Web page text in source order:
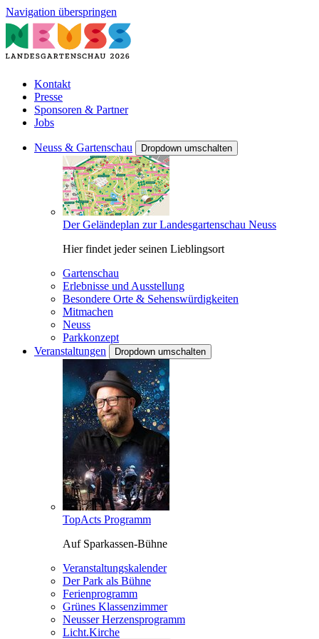
Navigation überspringen
Kontakt
Presse
Sponsoren & Partner
Jobs
Neuss & Gartenschau Dropdown umschalten
Der Geländeplan zur Landesgartenschau Neuss
Hier findet jeder seinen Lieblingsort
Gartenschau
Erlebnisse und Ausstellung
Besondere Orte & Sehenswürdigkeiten
Mitmachen
Neuss
Parkkonzept
Veranstaltungen
Dropdown umschalten
TopActs Programm
Auf Sparkassen-Bühne
Veranstaltungskalender
Der Park als Bühne
Ferienprogramm
Grünes Klassenzimmer
Neusser Herzensprogramm
Licht.Kirche